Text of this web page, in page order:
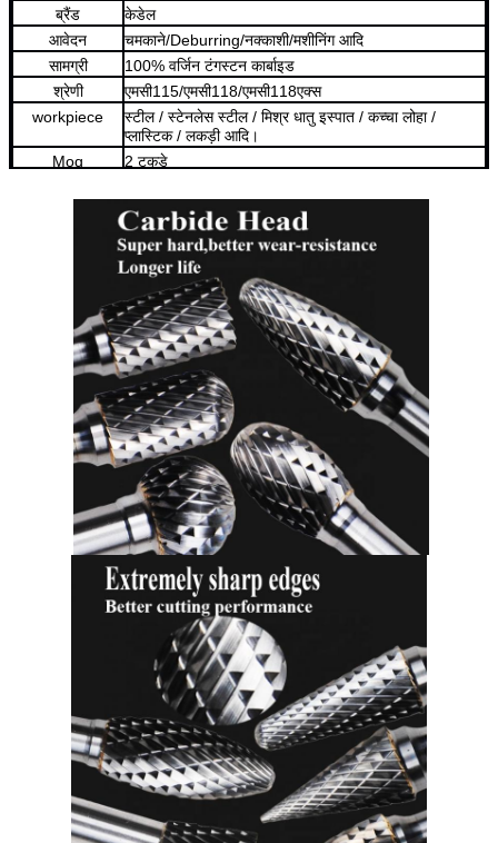
ब्रैंड
केडेल
आवेदन
चमकाने/Deburring/नक्काशी/मशीनिंग आदि
सामग्री
100% वर्जिन टंगस्टन कार्बाइड
श्रेणी
एमसी115/एमसी118/एमसी118एक्स
workpiece
स्टील / स्टेनलेस स्टील / मिश्र धातु इस्पात / कच्चा लोहा /
प्लास्टिक / लकड़ी आदि।
Moq
2 टुकड़े